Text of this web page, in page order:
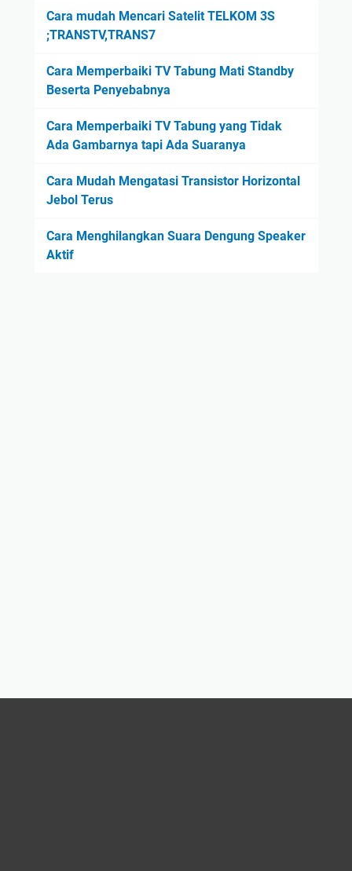
Cara mudah Mencari Satelit TELKOM 3S
;TRANSTV,TRANS7
Cara Memperbaiki TV Tabung Mati Standby
Beserta Penyebabnya
Cara Memperbaiki TV Tabung yang Tidak
Ada Gambarnya tapi Ada Suaranya
Cara Mudah Mengatasi Transistor Horizontal
Jebol Terus
Cara Menghilangkan Suara Dengung Speaker
Aktif